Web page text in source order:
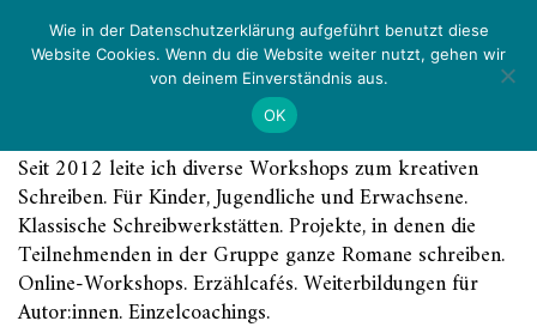
Zurück Menü
Seit 2012 leite ich diverse Workshops zum kreativen
Schreiben. Für Kinder, Jugendliche und Erwachsene.
Klassische Schreibwerkstätten. Projekte, in denen die
Teilnehmenden in der Gruppe ganze Romane schreiben.
Online-Workshops. Erzählcafés. Weiterbildungen für
Autor:innen. Einzelcoachings.
Wie in der Datenschutzerklärung aufgeführt benutzt diese
Website Cookies. Wenn du die Website weiter nutzt, gehen wir
von deinem Einverständnis aus.
OK